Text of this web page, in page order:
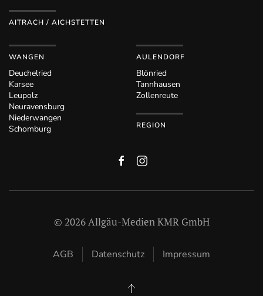
AITRACH / AICHSTETTEN
WANGEN
Deuchelried
Karsee
Leupolz
Neuravensburg
Niederwangen
Schomburg
AULENDORF
Blönried
Tannhausen
Zollenreute
REGION
© 2026Allgäu-Medien KMR GmbH
AGB Datenschutz Impressum